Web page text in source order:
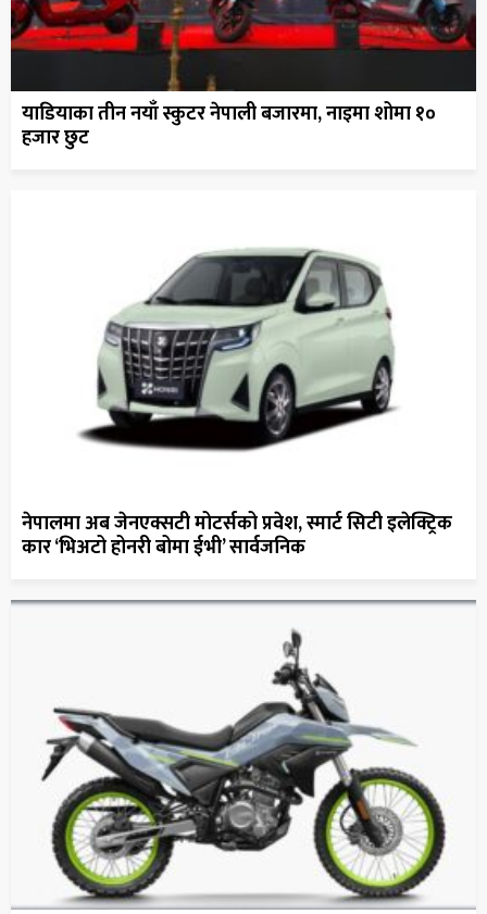
याडियाका तीन नयाँ स्कुटर नेपाली बजारमा, नाइमा शोमा १०
हजार छुट
नेपालमा अब जेनएक्सटी मोटर्सको प्रवेश, स्मार्ट सिटी इलेक्ट्रिक
कार ‘भिअटो होनरी बोमा ईभी’ सार्वजनिक